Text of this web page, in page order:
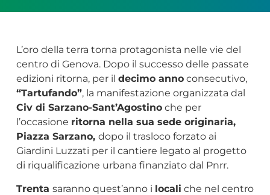
L’oro della terra torna protagonista nelle vie del
centro di Genova. Dopo il successo delle passate
edizioni ritorna, per il decimo annoconsecutivo,
“Tartufando”, la manifestazione organizzata dal
Civ di Sarzano-Sant’Agostinoche per
l’occasione ritorna nella sua sede originaria,
Piazza Sarzano, dopo il trasloco forzato ai
Giardini Luzzati per il cantiere legato al progetto
di riqualificazione urbana finanziato dal Pnrr.
Trenta saranno quest’anno i locali che nel centro